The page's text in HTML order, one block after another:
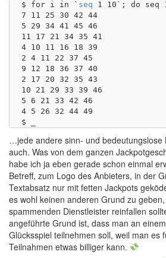
$ for i in ` seq 1 10`; do seq
7 11 25 30 42 44
5 29 34 41 45 46
11 17 21 34 35 41
4 10 11 16 18 39
2 4 11 22 37 45
9 12 18 36 37 40
2 17 20 32 35 43
10 21 29 33 39 46
5 6 21 33 42 46
4 5 26 32 44 49
…jede andere sinn- und bedeutungslose
auch. Was von dem ganzen
habe ich ja eben gerade schon einmal
Betreff, zum Logo des Anbieters, in der
Textabsatz nur mit fetten Jackpots
es wohl keinen anderen Grund zu
spammenden Dienstleister reinfallen
angeführte Grund ist, dass man an
Glücksspiel teilnehmen soll, weil man es
Teilnahmen etwas billiger kann.